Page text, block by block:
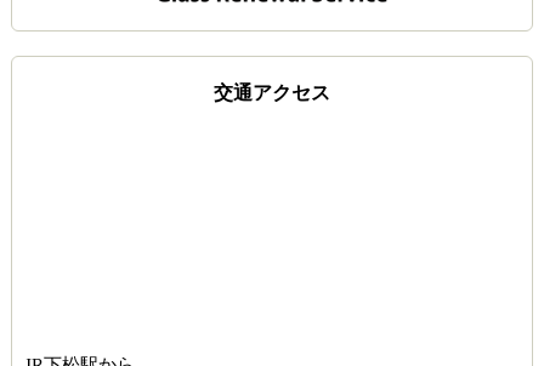
交通アクセス